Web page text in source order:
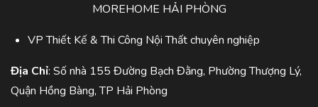
MOREHOME HẢI PHÒNG
VP Thiết Kế & Thi Công Nội Thất chuyên nghiệp
Địa Chỉ: Số nhà 155 Đường Bạch Đằng, Phường Thượng Lý,
Quận Hồng Bàng, TP Hải Phòng